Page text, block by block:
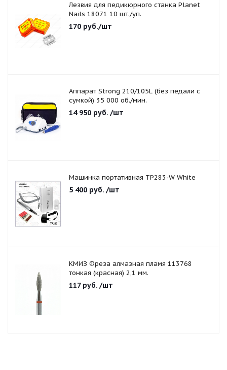
Лезвия для педикюрного станка Planet
Nails 18071 10 шт./уп.
170 руб./шт
Аппарат Strong 210/105L (без педали с
сумкой) 35 000 об./мин.
14 950 руб. /шт
Машинка портативная TP283-W White
5 400 руб. /шт
КМИЗ Фреза алмазная пламя 113768
тонкая (красная) 2,1 мм.
117руб. /шт